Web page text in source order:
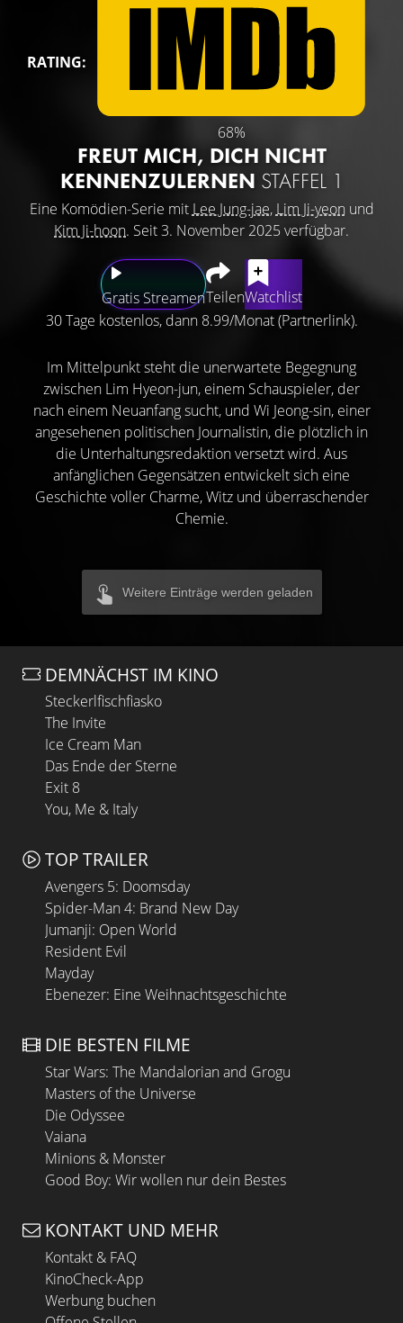
RATING:
68%
FREUT MICH, DICH NICHT
KENNENZULERNEN STAFFEL 1
Eine Komödien-Serie mit Lee Jung-jae, Lim Ji-yeon und
Kim Ji-hoon. Seit 3. November 2025 verfügbar.
Gratis StreamenTeilenWatchlist
30 Tage kostenlos, dann 8.99/Monat (Partnerlink).
Im Mittelpunkt steht die unerwartete Begegnung
zwischen Lim Hyeon-jun, einem Schauspieler, der
nach einem Neuanfang sucht, und Wi Jeong-sin, einer
angesehenen politischen Journalistin, die plötzlich in
die Unterhaltungsredaktion versetzt wird. Aus
anfänglichen Gegensätzen entwickelt sich eine
Geschichte voller Charme, Witz und überraschender
Chemie.
Weitere Einträge werden geladen
DEMNÄCHST IM KINO
Steckerlfischfiasko
The Invite
Ice Cream Man
Das Ende der Sterne
Exit 8
You, Me & Italy
TOP TRAILER
Avengers 5: Doomsday
Spider-Man 4: Brand New Day
Jumanji: Open World
Resident Evil
Mayday
Ebenezer: Eine Weihnachtsgeschichte
DIE BESTEN FILME
Star Wars: The Mandalorian and Grogu
Masters of the Universe
Die Odyssee
Vaiana
Minions & Monster
Good Boy: Wir wollen nur dein Bestes
KONTAKT UND MEHR
Kontakt & FAQ
KinoCheck-App
Werbung buchen